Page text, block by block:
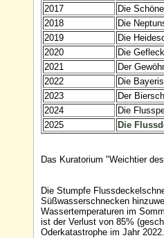
2017
Die
2018
Die
2019
Die
2020
Die
2021
Der
2022
Die
2023
Der
2024
Die
2025
Die
Das Kuratorium "Weichtier
Die Stumpfe
Süßwasserschnecken
Wassertemperaturen im
ist der Verlust von 85%
Oderkatastrophe im Jahr 2022.